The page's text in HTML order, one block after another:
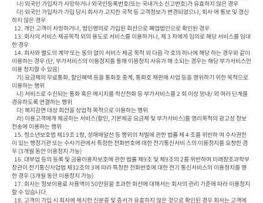
하지 않은 경우
한 경우
이용하는 경우 (단, 부가서비스의 이용정지를 통해 이용정지 사유가 해 소되는 경우는 해당 부가서비스만
이용 정지할 수 있음)
이용하는 행위
경유하도록 연결하는 행위
전송에 이용하는 행위
이 있는 행정기관 또는 수사기관에서 특정한 전화번호에 대한 전기통신서비 스의 이용정지를 요청한 경
우 (3개월 동안 이용정지 가능)
장관이 전기통신사업법 제32조의 3에 따라 특정한 전화번호에 대한 전기 통신서비스의 이용정지를 명
한 경우 (3개월 동안 이용정지 가능)
할 수 있습니다.